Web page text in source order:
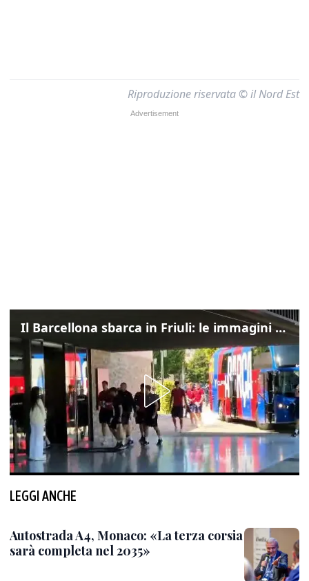
Riproduzione riservata © il Nord Est
Il Barcellona sbarca in Friuli: le immagini dell'arrivo in albergo
LEGGI ANCHE
Autostrada A4, Monaco: «La terza corsia
sarà completa nel 2035»